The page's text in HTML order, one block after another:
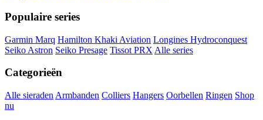
Populaire series
Garmin Marq Hamilton Khaki Aviation Longines Hydroconquest
Seiko Astron Seiko Presage Tissot PRX Alle series
Categorieën
Alle sieraden Armbanden Colliers Hangers Oorbellen Ringen Shop
nu